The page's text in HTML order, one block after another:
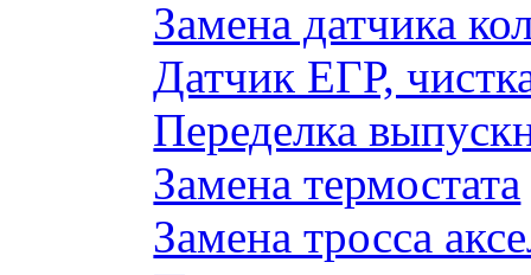
Замена датчика
Датчик ЕГР,
Переделка
Замена термостата
Замена тросса